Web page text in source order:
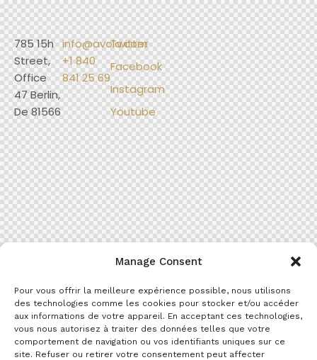
Manage Consent
Pour vous offrir la meilleure expérience possible, nous utilisons
des technologies comme les cookies pour stocker et/ou accéder
aux informations de votre appareil. En acceptant ces technologies,
vous nous autorisez à traiter des données telles que votre
comportement de navigation ou vos identifiants uniques sur ce
site. Refuser ou retirer votre consentement peut affecter
785 15h
Street,
Office
47 Berlin,
De 81566
info@avola.com
+1 840
841 25 69
Twitter
Facebook
Instagram
Youtube